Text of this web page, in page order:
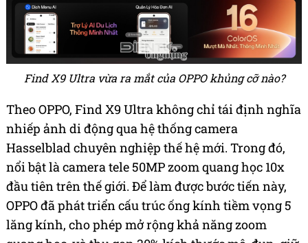
Find X9 Ultra vừa ra mắt của OPPO khủng cỡ nào?
Theo OPPO, Find X9 Ultra không chỉ tái định nghĩa
nhiếp ảnh di động qua hệ thống camera
Hasselblad chuyên nghiệp thế hệ mới. Trong đó,
nổi bật là camera tele 50MP zoom quang học 10x
đầu tiên trên thế giới. Để làm được bước tiến này,
OPPO đã phát triển cấu trúc ống kính tiềm vọng 5
lăng kính, cho phép mở rộng khả năng zoom